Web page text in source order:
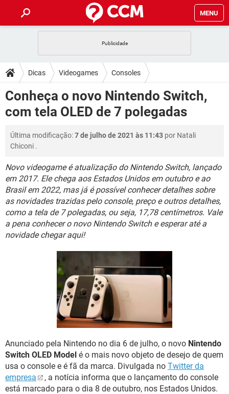
MENU
CELULAR FACEBOOK
OUTLOOK EXCEL
INSTAGRAM GMAIL
DICAS
JOGOS WHATSAPP
CELULAR FACEBOOK
EXCEL
INSTAGRAM GMAIL
DOWNLOADS
JOGOS WHATSAPP
OUTLOOK
INSTAGRAM GMAIL
GUIA DE COMPRAS
FÓRUM
JOGOS WHATSAPP
OUTLOOK EXCEL
INSTAGRAM GMAIL
GUIA DE COMPRAS
GLOSSÁRIO
JOGOS WHATSAPP
CELULAR FACEBOOK
OUTLOOK EXCEL
INSTAGRAM GMAIL
GUIA DE COMPRAS
Dicas Videogames Consoles
Conheça o novo Nintendo Switch,
com tela OLED de 7 polegadas
Última modificação:7 de julho de 2021 às 11:43 por Natali
Chiconi .
Novo videogame é atualização do Nintendo Switch, lançado
em 2017. Ele chega aos Estados Unidos em outubro e ao
Brasil em 2022, mas já é possível conhecer detalhes sobre
as novidades trazidas pelo console, preço e outros detalhes,
como a tela de 7 polegadas, ou seja, 17,78 centímetros. Vale
a pena conhecer o novo Nintendo Switch e esperar até a
novidade chegar aqui!
Anunciado pela Nintendo no dia 6 de julho, o novo Nintendo
Switch OLED Model é o mais novo objeto de desejo de quem
usa o console e é fã da marca. Divulgada no Twitter da
empresa
, a notícia informa que o lançamento do console
está marcado para o dia 8 de outubro, nos Estados Unidos.